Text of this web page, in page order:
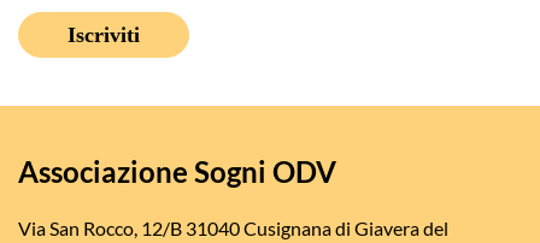
Associazione Sogni ODV
Via San Rocco, 12/B 31040 Cusignana di Giavera del